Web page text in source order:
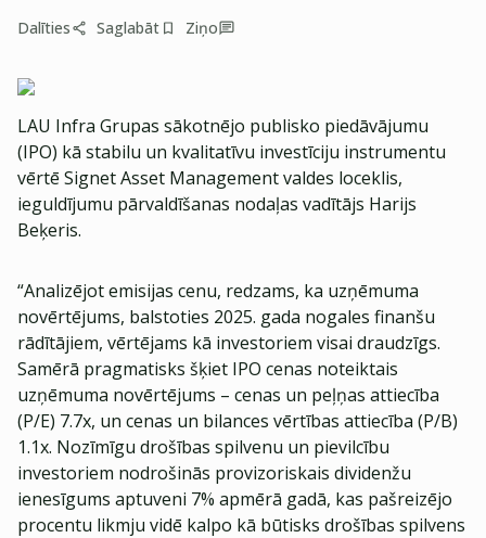
Dalīties Saglabāt Ziņo
LAU Infra Grupas sākotnējo publisko piedāvājumu
(IPO) kā stabilu un kvalitatīvu investīciju instrumentu
vērtē Signet Asset Management valdes loceklis,
ieguldījumu pārvaldīšanas nodaļas vadītājs Harijs
Beķeris.
“Analizējot emisijas cenu, redzams, ka uzņēmuma
novērtējums, balstoties 2025. gada nogales finanšu
rādītājiem, vērtējams kā investoriem visai draudzīgs.
Samērā pragmatisks šķiet IPO cenas noteiktais
uzņēmuma novērtējums – cenas un peļņas attiecība
(P/E) 7.7x, un cenas un bilances vērtības attiecība (P/B)
1.1x. Nozīmīgu drošības spilvenu un pievilcību
investoriem nodrošinās provizoriskais dividenžu
ienesīgums aptuveni 7% apmērā gadā, kas pašreizējo
procentu likmju vidē kalpo kā būtisks drošības spilvens